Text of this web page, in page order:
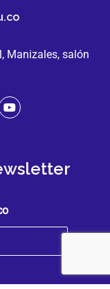
Manizales, salón